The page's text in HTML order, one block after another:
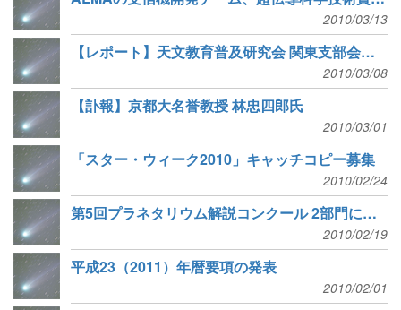
2010/03/13
【レポート】天文教育普及研究会 関東支部会「地域とともにあゆむ天文教育・普及」
2010/03/08
【訃報】京都大名誉教授 林忠四郎氏
2010/03/01
「スター・ウィーク2010」キャッチコピー募集
2010/02/24
第5回プラネタリウム解説コンクール 2部門に分かれての初開催
2010/02/19
平成23（2011）年暦要項の発表
2010/02/01